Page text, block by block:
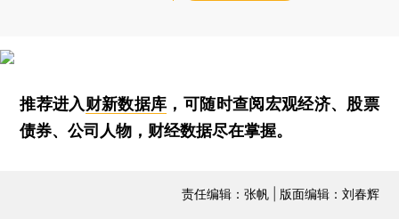
推荐进入财新数据库 ，可随时查阅宏观经济、股票
债券、公司人物，财经数据尽在掌握。
责任编辑：张帆 | 版面编辑：刘春辉